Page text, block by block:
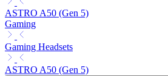
ASTRO A50 (Gen 5)
Gaming
Gaming Headsets
ASTRO A50 (Gen 5)